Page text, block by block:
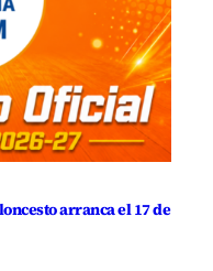
arranca el 17 de